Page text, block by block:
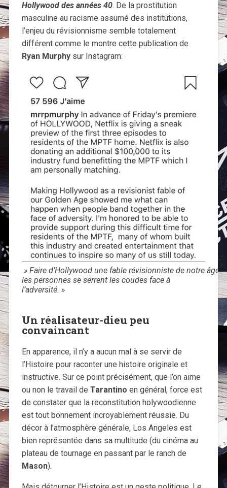
Hollywood des années 40. De la prostitution
masculine au racisme assumé des institutions,
l’enjeu du révisionnisme semble totalement
différent comme le montre cette publication de
Ryan Murphysur Instagram:
» Faire d’Hollywood une fable révisionniste de notre âge
les personnes se serrent les coudes face à
l’adversité. »
Un réalisateur-dieu peu
convaincant
En apparence, il n’y a aucun mal à se servir de
l’Histoire pour raconter une histoire originale et
instructive. Sur ce point précisément, que l’on aime
ou non le travail de Tarantino en général, force est
de constater que la reconstitution holywoodienne
est tout bonnement incroyablement réussie. Du
décor à l’atmosphère générale, Los Angeles est
bien représentée dans sa multitude (du cinéma au
plateau de tournage en passant par le ranch de
Mason).